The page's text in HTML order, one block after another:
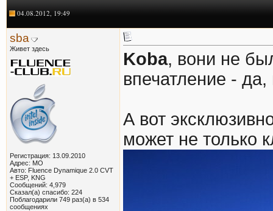
04.08.2012, 19:49
sba
Живет здесь
Регистрация: 13.09.2010
Адрес: МО
Авто: Fluence Dynamique 2.0 CVT
+ ESP, KNG
Сообщений: 4,979
Сказал(а) спасибо: 224
Поблагодарили 749 раз(а) в 534
сообщениях
Koba, вони не
впечатление -
А вот
может не только